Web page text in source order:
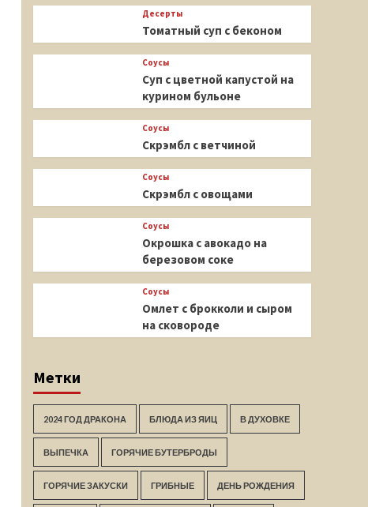
Десерты
Томатный суп с беконом
Соусы
Суп с цветной капустой на
курином бульоне
Соусы
Скрэмбл с ветчиной
Соусы
Скрэмбл с овощами
Соусы
Окрошка с авокадо на
березовом соке
Соусы
Омлет с брокколи и сыром
на сковороде
Метки
2024 ГОД ДРАКОНА БЛЮДА ИЗ ЯИЦ В ДУХОВКЕ
ВЫПЕЧКА ГОРЯЧИЕ БУТЕРБРОДЫ
ГОРЯЧИЕ ЗАКУСКИ ГРИБНЫЕ ДЕНЬ РОЖДЕНИЯ